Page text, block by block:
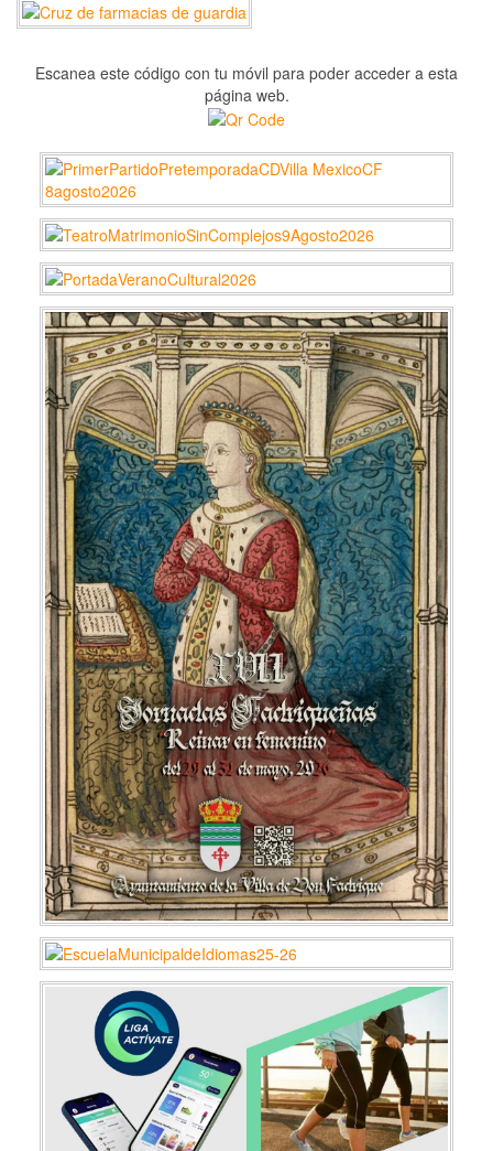
Escanea este código con tu móvil para poder acceder a esta
página web.